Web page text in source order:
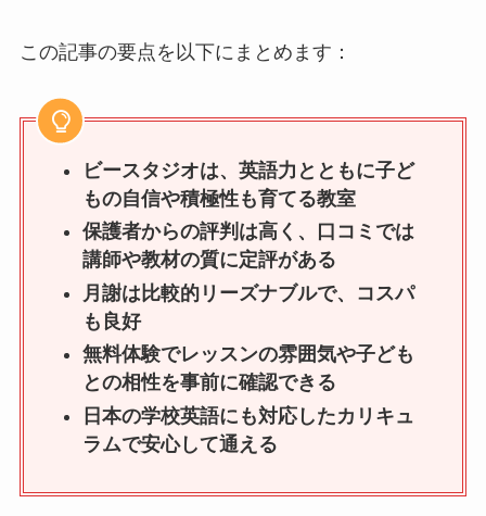
この記事の要点を以下にまとめます：
ビースタジオは、英語力とともに子ど
もの自信や積極性も育てる教室
保護者からの評判は高く、口コミでは
講師や教材の質に定評がある
月謝は比較的リーズナブルで、コスパ
も良好
無料体験でレッスンの雰囲気や子ども
との相性を事前に確認できる
日本の学校英語にも対応したカリキュ
ラムで安心して通える